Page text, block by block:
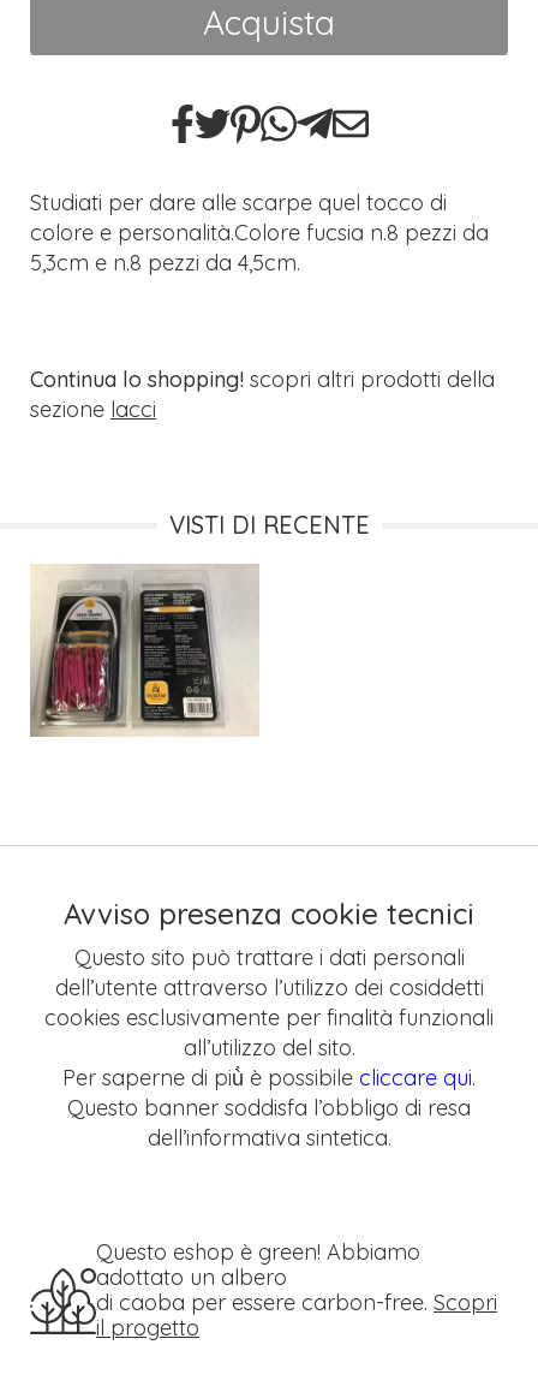
Acquista
Studiati per dare alle scarpe quel tocco di
colore e personalità.Colore fucsia n.8 pezzi da
5,3cm e n.8 pezzi da 4,5cm.
Continua lo shopping! scopri altri prodotti della
sezione lacci
VISTI DI RECENTE
Avviso presenza cookie tecnici
Questo sito può trattare i dati personali
dell’utente attraverso l’utilizzo dei cosiddetti
cookies esclusivamente per finalità funzionali
all’utilizzo del sito.
Per saperne di più̀ è possibile cliccare qui.
Questo banner soddisfa l’obbligo di resa
dell’informativa sintetica.
Questo eshop è green! Abbiamo
adottato un albero
di caoba per essere carbon-free. Scopri
il progetto